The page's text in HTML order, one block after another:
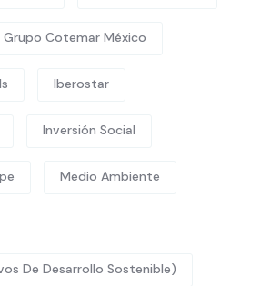
Grupo Cotemar México
Iberostar
Inversión Social
Medio Ambiente
De Desarrollo Sostenible)